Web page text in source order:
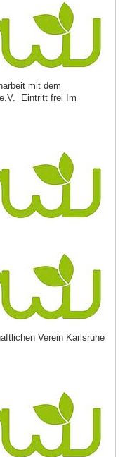
mit dem
Eintritt frei Im
Verein Karlsruhe